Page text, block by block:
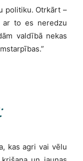
politiku. Otrkārt –
ar to es neredzu
valdībā nekas
kas agri vai vēlu